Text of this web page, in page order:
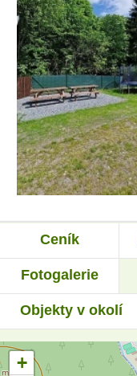
Ceník
Fotogalerie
Objekty v okolí
+